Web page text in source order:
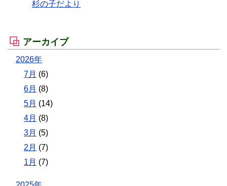
杉の子だより
アーカイブ
2026年
7月 (6)
6月 (8)
5月 (14)
4月 (8)
3月 (5)
2月 (7)
1月 (7)